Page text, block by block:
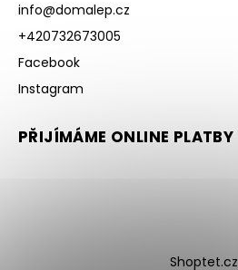
info@domalep.cz
+420732673005
Facebook
Instagram
PŘIJÍMÁME ONLINE PLATBY
Shoptet.cz